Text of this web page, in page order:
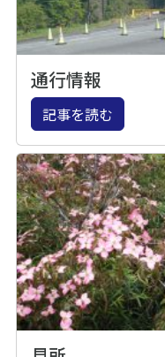
通行情報
記事を読む